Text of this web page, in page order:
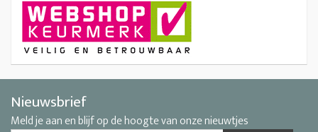
Nieuwsbrief
Meld je aan en blijf op de hoogte van onze nieuwtjes